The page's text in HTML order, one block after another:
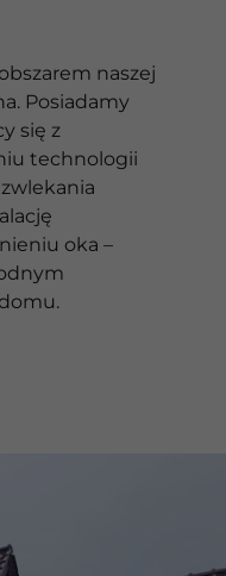
naszej
Posiadamy
się z
technologii
oka –